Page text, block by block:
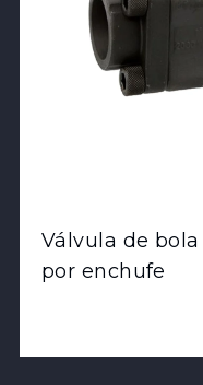
Válvula de
por enchufe